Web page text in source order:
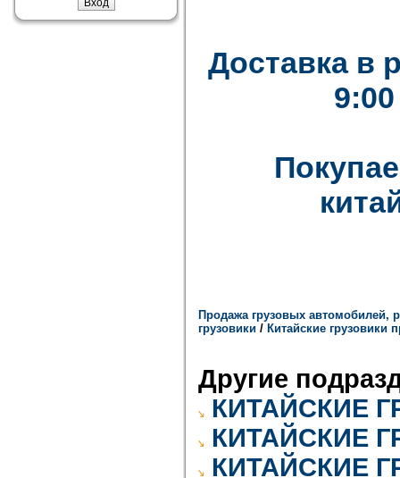
Доставка в
Продажа грузовых автомобилей,
грузовики / Китайские грузовики
Другие
КИТАЙСКИЕ
КИТАЙСКИЕ
КИТАЙСКИЕ